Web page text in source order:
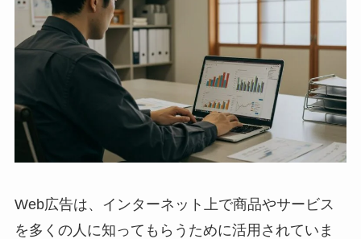
Web広告は、インターネット上で商品やサービス
を多くの人に知ってもらうために活用されていま